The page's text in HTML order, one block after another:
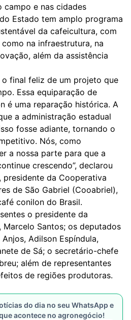
campo e nas cidades
Estado tem amplo programa
da cafeicultura, com
na infraestrutura, na
além da assistência
o final feliz de um projeto que
Essa equiparação de
é uma reparação histórica. A
a administração estadual
fosse adiante, tornando o
Nós, como
a nossa parte para que a
crescendo”, declarou
presidente da Cooperativa
de São Gabriel (Cooabriel),
conilon do Brasil.
o presidente da
Marcelo Santos; os deputados
Adilson Espíndula,
de Sá; o secretário-chefe
além de representantes
de regiões produtoras.
do dia no seu WhatsApp e
acontece no agronegócio!